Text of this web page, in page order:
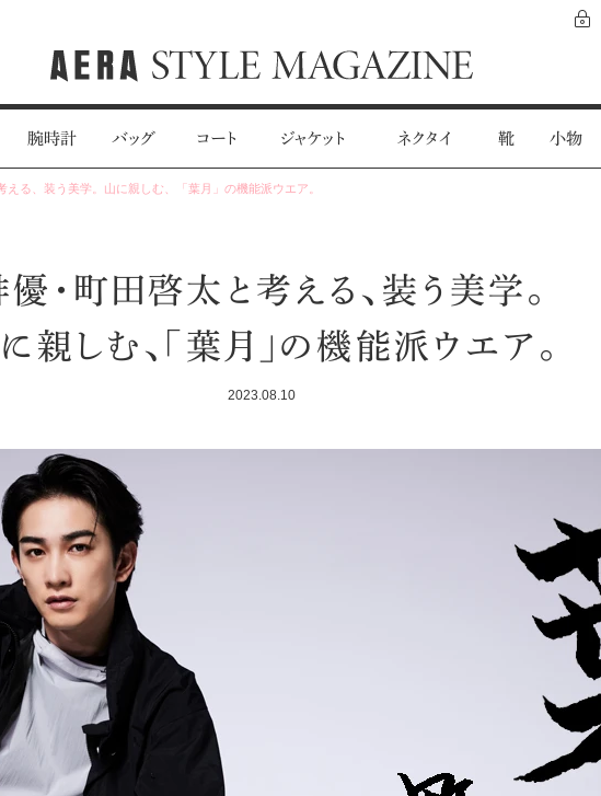
腕時計 バッグ コート ジャケット ネクタイ 靴 小物
える、装う美学。山に親しむ、「葉月」の機能派ウエア。
優・町田啓太と考える、装う美学。
親しむ、「葉月」の機能派ウエア。
2023.08.10